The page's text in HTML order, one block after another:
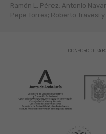
Ramón L. Pérez; Antonio
Pepe Torres; Roberto Travesí
CONSORCIO